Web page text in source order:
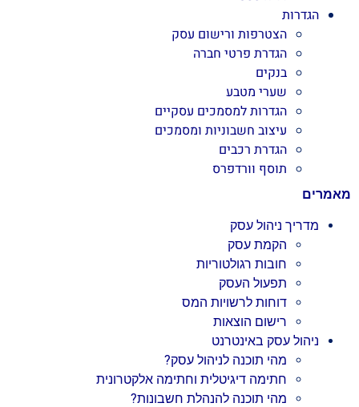
הגדרות
הצטרפות ורישום עסק
הגדרת פרטי חברה
בנקים
שערי מטבע
הגדרות למסמכים עסקיים
עיצוב חשבוניות ומסמכים
הגדרת רכבים
תוסף וורדפרס
מאמרים
מדריך ניהול עסק
הקמת עסק
חובות רגולטוריות
תפעול העסק
דוחות לרשויות המס
רישום הוצאות
ניהול עסק באינטרנט
מהי תוכנה לניהול עסק?
חתימה דיגיטלית וחתימה אלקטרונית
מהי תוכנה להנהלת חשבונות?